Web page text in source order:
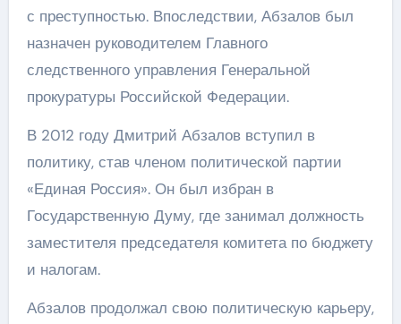
с преступностью. Впоследствии, Абзалов был
назначен руководителем Главного
следственного управления Генеральной
прокуратуры Российской Федерации.
В 2012 году Дмитрий Абзалов вступил в
политику, став членом политической партии
«Единая Россия». Он был избран в
Государственную Думу, где занимал должность
заместителя председателя комитета по бюджету
и налогам.
Абзалов продолжал свою политическую карьеру,